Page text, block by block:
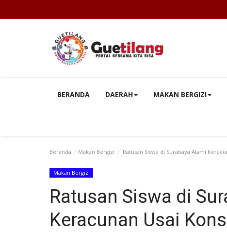
BERANDA DAERAH MAKAN BERGIZI
Beranda Makan Bergizi Ratusan Siswa di Surabaya Alami
Makan Bergizi
Ratusan Siswa di
Keracunan Usai